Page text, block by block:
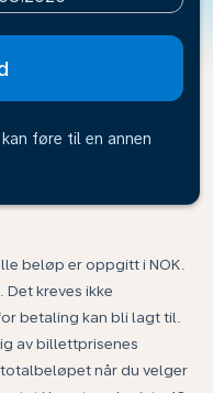
føre til en annen
beløp er oppgitt i NOK.
kreves ikke
betaling kan bli lagt til.
av billettprisenes
når du velger